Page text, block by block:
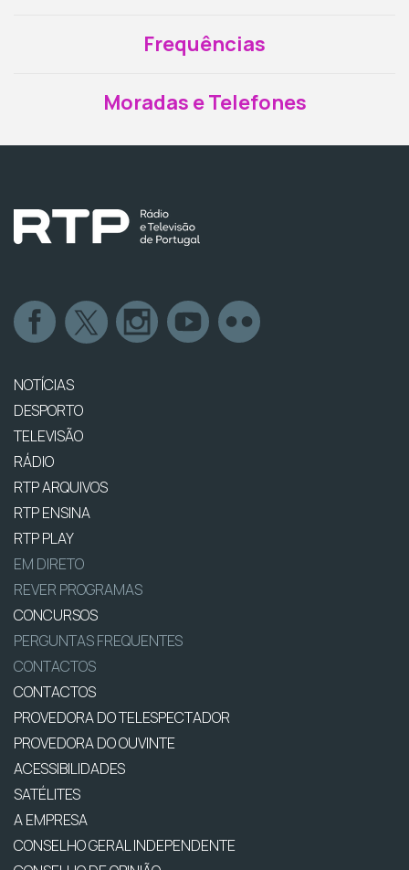
Frequências
Moradas e Telefones
NOTÍCIAS
DESPORTO
TELEVISÃO
RÁDIO
RTP ARQUIVOS
RTP ENSINA
RTP PLAY
EM DIRETO
REVER PROGRAMAS
CONCURSOS
PERGUNTAS FREQUENTES
CONTACTOS
CONTACTOS
PROVEDORA DO TELESPECTADOR
PROVEDORA DO OUVINTE
ACESSIBILIDADES
SATÉLITES
A EMPRESA
CONSELHO GERAL INDEPENDENTE